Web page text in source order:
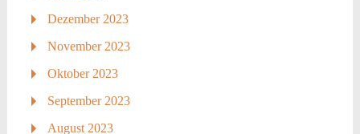
Dezember 2023
November 2023
Oktober 2023
September 2023
August 2023